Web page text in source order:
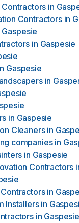
in
Contractors in
Gaspesie
in Gaspesie
Gaspesie
in
in Gaspesie
Cleaners in
companies in
in Gaspesie
Contractors
in
Installers in
in Gaspesie